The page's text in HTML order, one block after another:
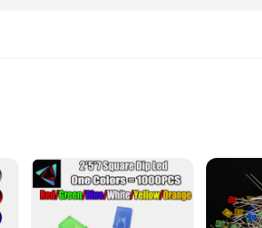
automotive, industrial, and consumer electronics
available in sets